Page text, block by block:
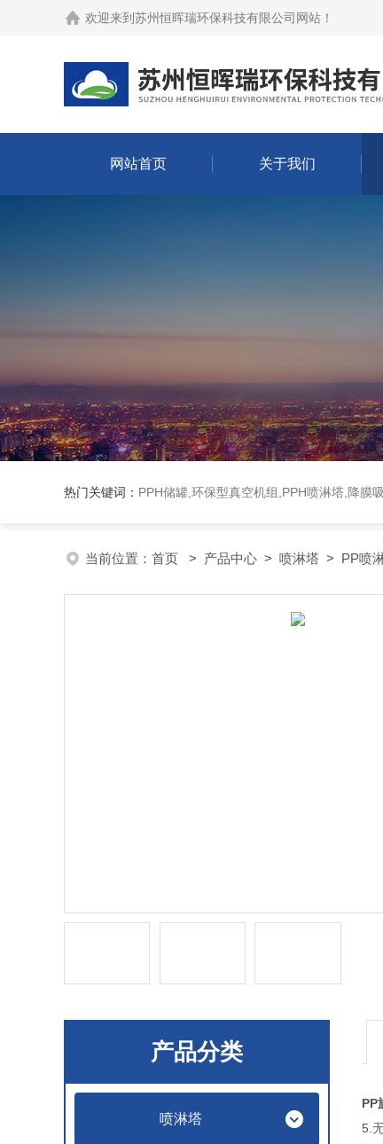
欢迎来到 苏州恒晖瑞环保科技有限公司网站 ！
网站首页 关于我们
热门关键词： PPH储罐,环保型真空机组,PPH喷淋塔,降膜
当前位置： 首页 > 产品中心 > 喷淋塔 > PP喷
产品分类
喷淋塔
PP
5.